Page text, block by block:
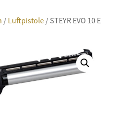
/ Luftpistole/ STEYR EVO 10 E